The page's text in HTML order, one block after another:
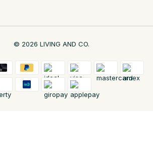
© 2026 LIVING AND CO.